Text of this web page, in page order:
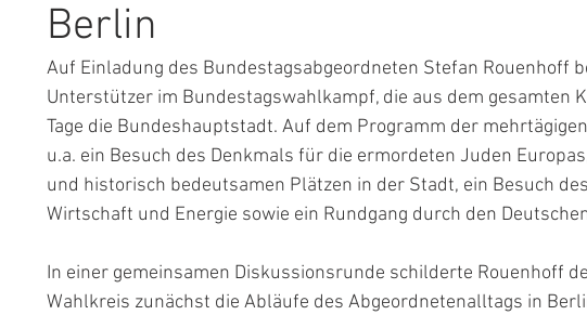
Berlin
Auf Einladung des Bundestagsabgeordneten Stefan Rouenhoff
Unterstützer im Bundestagswahlkampf, die aus dem gesamten
Tage die Bundeshauptstadt. Auf dem Programm der
u.a. ein Besuch des Denkmals für die ermordeten Juden
und historisch bedeutsamen Plätzen in der Stadt, ein Besuch
Wirtschaft und Energie sowie ein Rundgang durch den
In einer gemeinsamen Diskussionsrunde schilderte Rouenhoff
Wahlkreis zunächst die Abläufe des Abgeordnetenalltags in